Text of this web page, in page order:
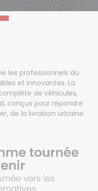
les professionnels du
et innovantes. La
de véhicules,
conçus pour répondre
de la livraison urbaine